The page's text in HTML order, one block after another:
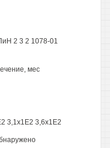
2 3 2 1078-01
мес
3,1х1Е2 3,6х1Е2